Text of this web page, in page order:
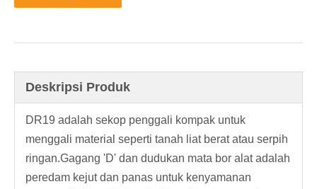
Deskripsi Produk
DR19 adalah sekop penggali kompak untuk
menggali material seperti tanah liat berat atau serpih
ringan.Gagang 'D' dan dudukan mata bor alat adalah
peredam kejut dan panas untuk kenyamanan